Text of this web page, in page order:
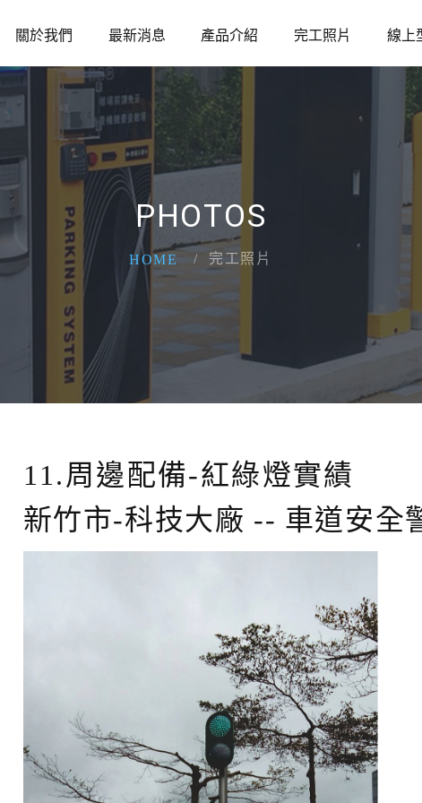
關於我們 最新消息 產品介紹 完工照片 線上
PHOTOS
HOME 完工照片
11.周邊配備-紅綠燈實績
新竹市-科技大廠 -- 車道安全